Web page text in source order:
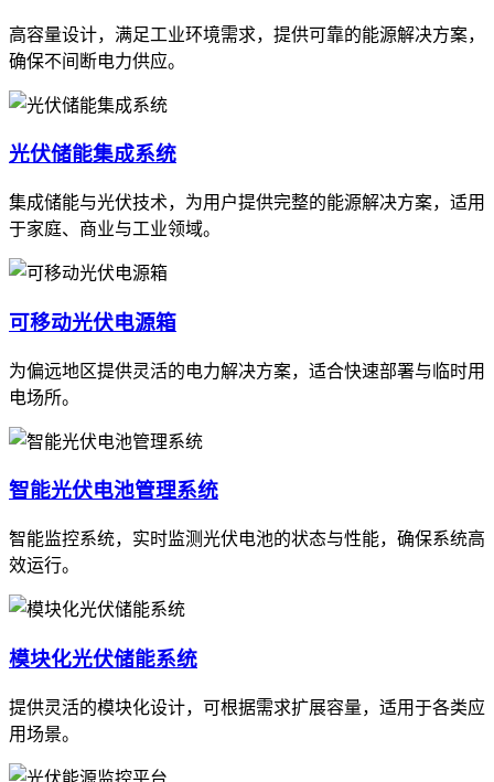
高容量设计，满足工业环境需求，提供可靠的能源解决方案，
确保不间断电力供应。
光伏储能集成系统
集成储能与光伏技术，为用户提供完整的能源解决方案，适用
于家庭、商业与工业领域。
可移动光伏电源箱
为偏远地区提供灵活的电力解决方案，适合快速部署与临时用
电场所。
智能光伏电池管理系统
智能监控系统，实时监测光伏电池的状态与性能，确保系统高
效运行。
模块化光伏储能系统
提供灵活的模块化设计，可根据需求扩展容量，适用于各类应
用场景。